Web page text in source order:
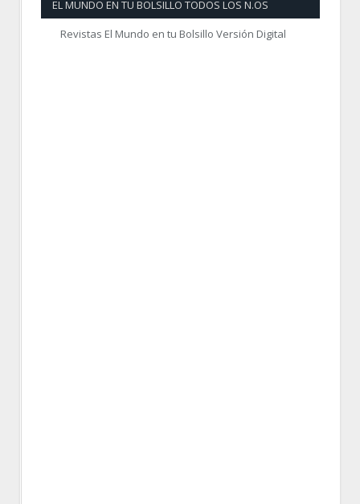
EL MUNDO EN TU BOLSILLO TODOS LOS N.OS
Revistas El Mundo en tu Bolsillo Versión Digital